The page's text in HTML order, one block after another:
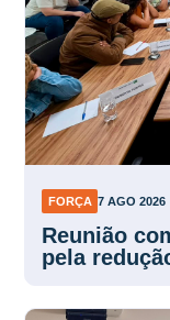
FORÇA 7 AGO 2026
Reunião
pela